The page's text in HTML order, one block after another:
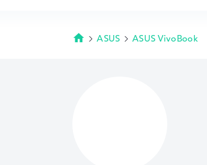
Startseite
ASUS ASUS VivoBook